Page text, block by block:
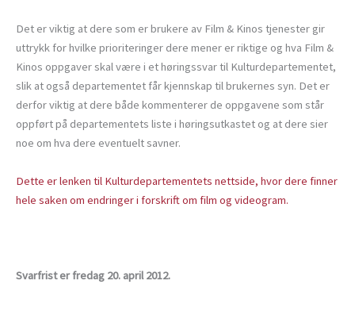
Det er viktig at dere som er brukere av Film & Kinos tjenester gir
uttrykk for hvilke prioriteringer dere mener er riktige og hva Film &
Kinos oppgaver skal være i et høringssvar til Kulturdepartementet,
slik at også departementet får kjennskap til brukernes syn. Det er
derfor viktig at dere både kommenterer de oppgavene som står
oppført på departementets liste i høringsutkastet og at dere sier
noe om hva dere eventuelt savner.
Dette er lenken til Kulturdepartementets nettside, hvor dere finner
hele saken om endringer i forskrift om film og videogram.
Svarfrist er fredag 20. april 2012.